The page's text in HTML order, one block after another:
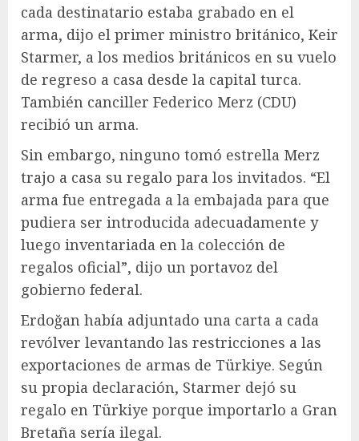
cada destinatario estaba grabado en el
arma, dijo el primer ministro británico, Keir
Starmer, a los medios británicos en su vuelo
de regreso a casa desde la capital turca.
También canciller Federico Merz (CDU)
recibió un arma.
Sin embargo, ninguno tomó estrella Merz
trajo a casa su regalo para los invitados. “El
arma fue entregada a la embajada para que
pudiera ser introducida adecuadamente y
luego inventariada en la colección de
regalos oficial”, dijo un portavoz del
gobierno federal.
Erdoğan había adjuntado una carta a cada
revólver levantando las restricciones a las
exportaciones de armas de Türkiye. Según
su propia declaración, Starmer dejó su
regalo en Türkiye porque importarlo a Gran
Bretaña sería ilegal.